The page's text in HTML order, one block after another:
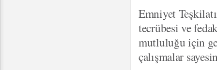
Emniyet
tecrübesi ve
mutluluğu için
çalışmalar